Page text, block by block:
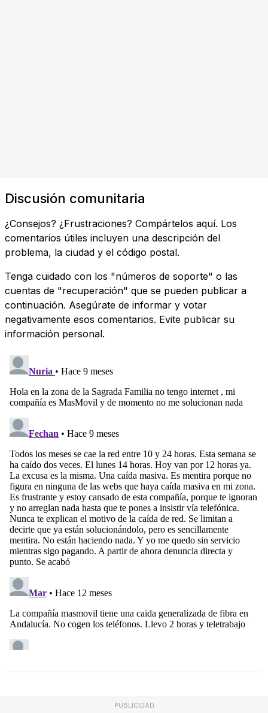
Discusión comunitaria
¿Consejos? ¿Frustraciones? Compártelos aquí. Los
comentarios útiles incluyen una descripción del
problema, la ciudad y el código postal.
Tenga cuidado con los "números de soporte" o las
cuentas de "recuperación" que se pueden publicar a
continuación. Asegúrate de informar y votar
negativamente esos comentarios. Evite publicar su
información personal.
PUBLICIDAD